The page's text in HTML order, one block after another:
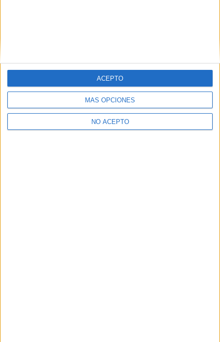
MÁS OPCIONES
NO ACEPTO
ACEPTO